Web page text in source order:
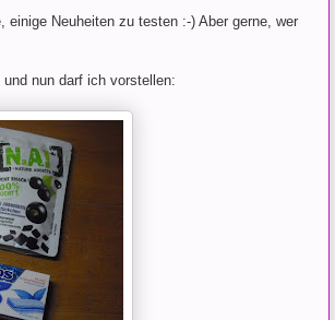
Neuheiten zu testen :-) Aber gerne, wer
nun darf ich vorstellen: